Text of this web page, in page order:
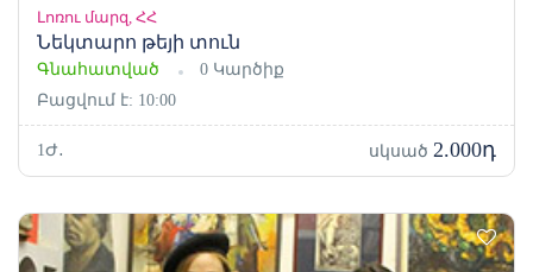
Լոռու մարզ, ՀՀ
Նեկտարո թեյի տուն
Գնահատված
0 Կարծիք
Բացվում է: 10:00
1Ժ․ սկսած 2.000դ